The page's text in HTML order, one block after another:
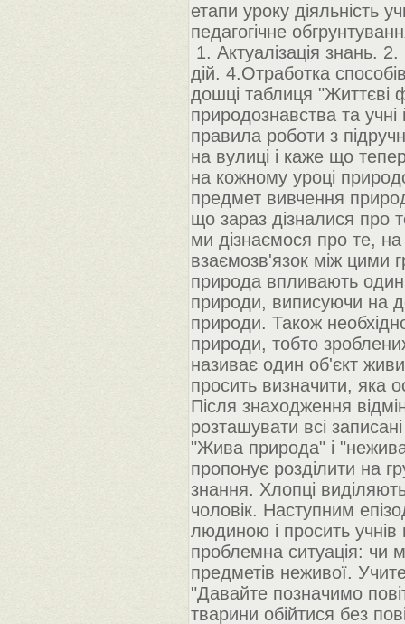
етапи уроку діяльність
педагогічне
1. Актуалізація знань.
дій. 4.Отработка
дошці таблиця "Життєві
природознавства та
правила роботи з
на вулиці і каже що
на кожному уроці
предмет вивчення
що зараз дізналися про
ми дізнаємося про те, на
взаємозв'язок між цими
природа впливають один
природи, виписуючи на
природи. Також
природи, тобто
називає один об'єкт
просить визначити, яка
Після знаходження
розташувати всі
"Жива природа" і
пропонує розділити на
знання. Хлопці
чоловік. Наступним
людиною і просить учнів
проблемна ситуація: чи
предметів неживої.
"Давайте позначимо
тварини обійтися без